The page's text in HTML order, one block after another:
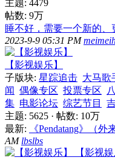
主题: 4479
帖数: 9万
睡不好，需要一个新的、
2023-9-9 05:31 PM
【影视娱乐】
子版块: 星踪追击 大马歌
闻 偶像专区 投票专区
集 电影论坛 综艺节目
主题: 5625 · 帖数: 10万
最新:
《Pendatang》（外
AM lbslbs
【影视娱